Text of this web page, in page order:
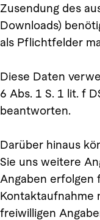
Zusendung des
Downloads)
als Pflichtfelder
Diese Daten
6 Abs. 1 S. 1 lit. f
beantworten.
Darüber hinaus
Sie uns weitere
Angaben erfolgen
Kontaktaufnahme
freiwilligen